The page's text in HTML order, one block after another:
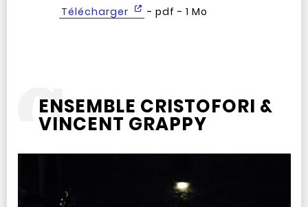
Télécharger
- pdf - 1 Mo
ENSEMBLE CRISTOFORI &
VINCENT GRAPPY